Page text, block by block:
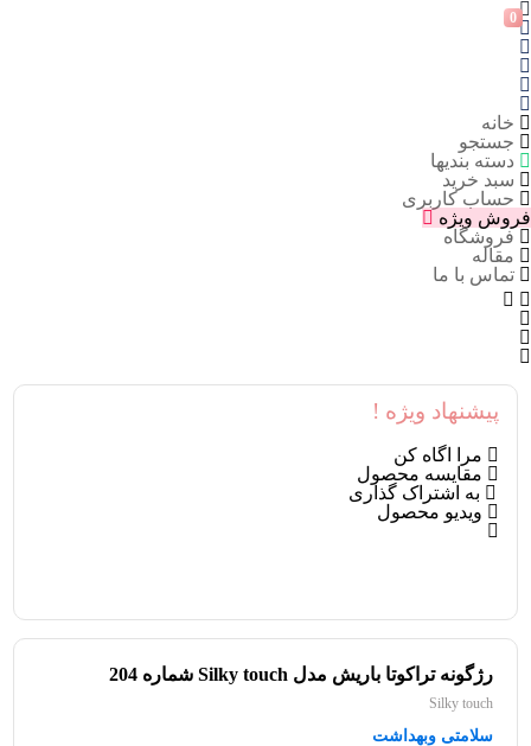
خانه
جستجو
دسته بندیها
سبد خرید
حساب کاربری
فروش ویژه
فروشگاه
مقاله
تماس با ما
0
پیشنهاد ویژه !
مرا اگاه کن
مقایسه محصول
به اشتراک گذاری
ویدیو محصول
رژگونه تراکوتا باریش مدل Silky touch شماره 204
Silky touch
سلامتی وبهداشت